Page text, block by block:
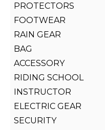
PROTECTORS
FOOTWEAR
RAIN GEAR
BAG
ACCESSORY
RIDING SCHOOL
INSTRUCTOR
ELECTRIC GEAR
SECURITY